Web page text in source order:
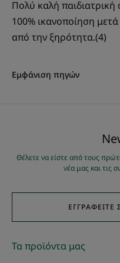
*Απαλό, ενυδατωμένο δέρμα,
100% ικανοποίηση μετά από 21
γονείς μετά από χρήση σε 32
Πολύ καλή παιδιατρική
100% ικανοποίηση
από την ξηρότητα.(4)
Εμφάνιση πηγών
Θέλετε να είστε από τους
νέα μας και τις
ΕΓΓΡΑΦΕΊΤΕ
Τα προϊόντα μας